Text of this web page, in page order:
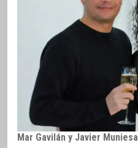
Mar Gavilán y Javier Muniesa